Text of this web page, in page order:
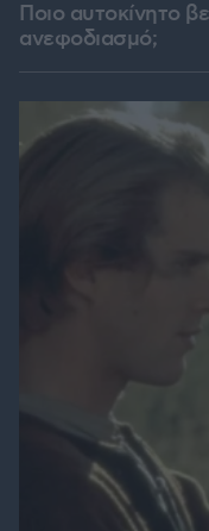
Ποιο αυτοκίνητο
ανεφοδιασμό;